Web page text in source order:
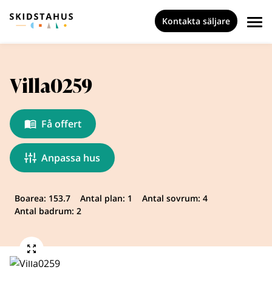
Kontakta säljare
Villa0259
Få offert
Anpassa hus
Boarea: 153.7 Antal plan: 1
Antal sovrum: 4
Antal badrum: 2